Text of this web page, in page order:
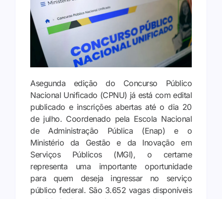
Asegunda edição do Concurso Público
Nacional Unificado (CPNU) já está com edital
publicado e inscrições abertas até o dia 20
de julho. Coordenado pela Escola Nacional
de Administração Pública (Enap) e o
Ministério da Gestão e da Inovação em
Serviços Públicos (MGI), o certame
representa uma importante oportunidade
para quem deseja ingressar no serviço
público federal. São 3.652 vagas disponíveis